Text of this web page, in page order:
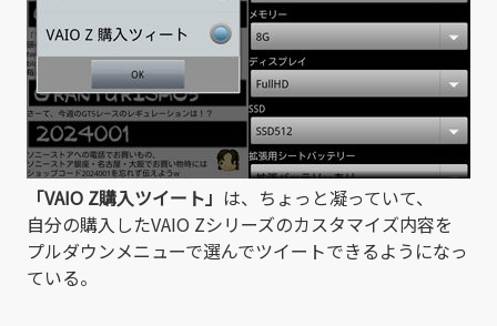
「VAIO Z購入ツイート」 は、ちょっと凝っていて、
自分の購入したVAIO Zシリーズのカスタマイズ内容を
プルダウンメニューで選んでツイートできるようになっ
ている。